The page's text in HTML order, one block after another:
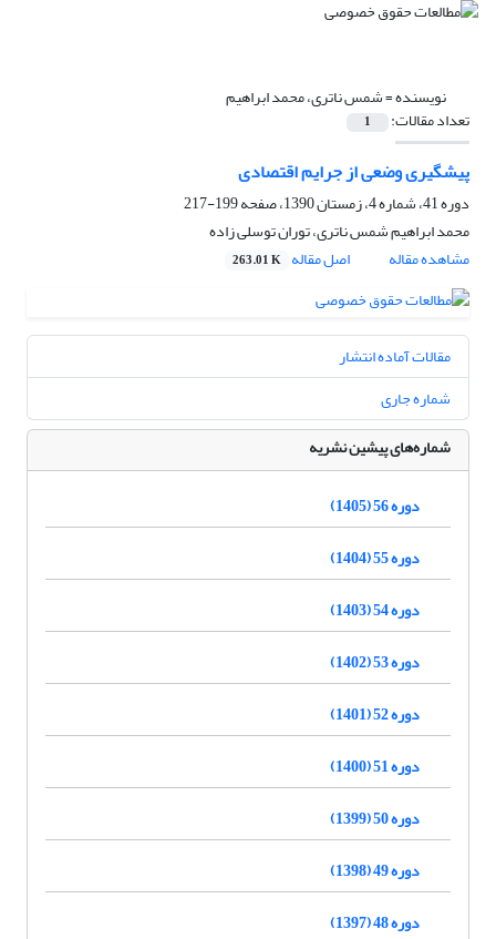
نویسنده =شمس ناتری، محمد ابراهیم
تعداد مقالات: 1
پیشگیری وضعی از جرایم اقتصادی
دوره 41، شماره 4، زمستان 1390، صفحه
199-217
محمد ابراهیم شمس ناتری، توران توسلی زاده
مشاهده مقاله
اصل مقاله 263.01 K
مقالات آماده انتشار
شماره جاری
شماره‌های پیشین نشریه
دوره 56 (1405)
دوره 55 (1404)
دوره 54 (1403)
دوره 53 (1402)
دوره 52 (1401)
دوره 51 (1400)
دوره 50 (1399)
دوره 49 (1398)
دوره 48 (1397)